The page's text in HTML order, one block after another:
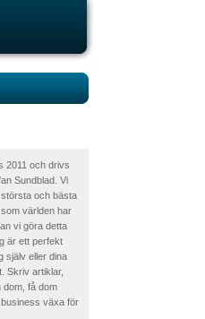
2011 och drivs
Sundblad. Vi
och bästa
världen har
vi göra detta
är ett perfekt
själv eller dina
Skriv artiklar,
dom, få dom
växa för